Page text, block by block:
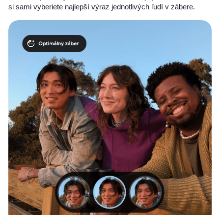
si sami vyberiete najlepší výraz jednotlivých ľudí v zábere.